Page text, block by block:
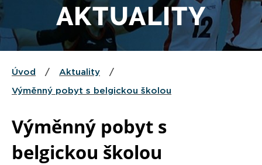
AKTUALITY
Úvod / Aktuality /
Výměnný pobyt s belgickou školou
Výměnný pobyt s
belgickou školou